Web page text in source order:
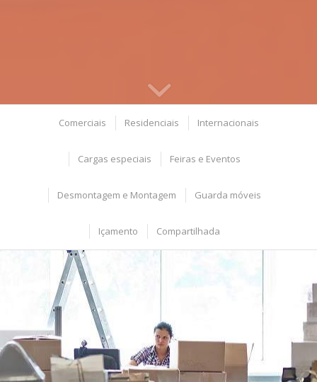
Comerciais Residenciais Internacionais
Cargas especiais Feiras e Eventos
Desmontagem e Montagem Guarda móveis
Içamento Compartilhada